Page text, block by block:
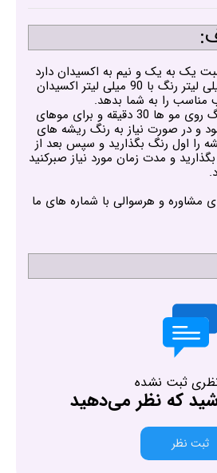
یک به یک و نیم به اکسیدان دارد
و به این معنی که باید 60 میلی لیتر رنگ با 90 میلی لیتر اکسیدان
را به شما بدهد.
مدت زمان استراحت مواد رنگ روی مو ها 30 دقیقه و برای موهای
میشود و در صورت نیاز به رنگ ریشه های
را اول رنگ بگذارید و سپس بعد از
و مدت زمان مورد نیاز صبرکنید
مشاوره و هرسوالی با شماره های ما
ثبت نشده
که نظر می‌دهید
ثبت نظر